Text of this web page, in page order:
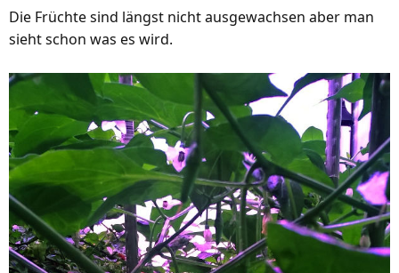
n
n
Die Früchte sind längst nicht ausgewachsen aber man
sieht schon was es wird.